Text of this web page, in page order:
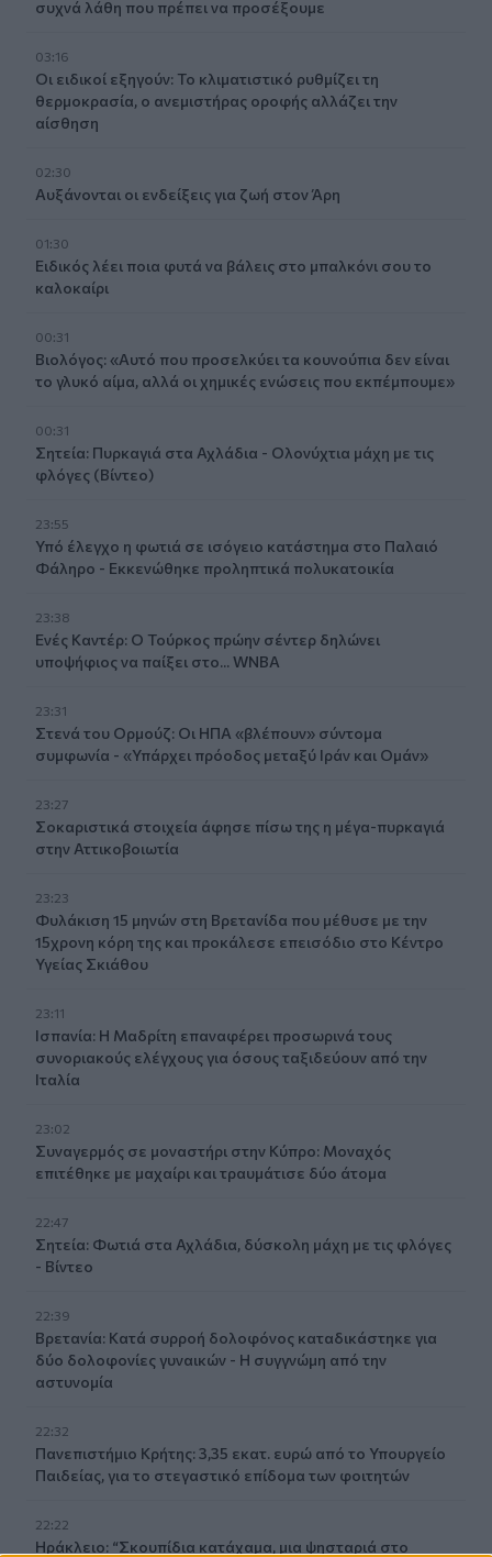
συχνά λάθη που πρέπει να προσέξουμε
03:16
Οι ειδικοί εξηγούν: Το κλιματιστικό ρυθμίζει τη
θερμοκρασία, ο ανεμιστήρας οροφής αλλάζει την
αίσθηση
02:30
Αυξάνονται οι ενδείξεις για ζωή στον Άρη
01:30
Ειδικός λέει ποια φυτά να βάλεις στο μπαλκόνι σου το
καλοκαίρι
00:31
Βιολόγος: «Αυτό που προσελκύει τα κουνούπια δεν είναι
το γλυκό αίμα, αλλά οι χημικές ενώσεις που εκπέμπουμε»
00:31
Σητεία: Πυρκαγιά στα Αχλάδια - Ολονύχτια μάχη με τις
φλόγες (Βίντεο)
23:55
Υπό έλεγχο η φωτιά σε ισόγειο κατάστημα στο Παλαιό
Φάληρο - Εκκενώθηκε προληπτικά πολυκατοικία
23:38
Ενές Καντέρ: Ο Τούρκος πρώην σέντερ δηλώνει
υποψήφιος να παίξει στο... WNBA
23:31
Στενά του Ορμούζ: Οι ΗΠΑ «βλέπουν» σύντομα
συμφωνία - «Υπάρχει πρόοδος μεταξύ Ιράν και Ομάν»
23:27
Σοκαριστικά στοιχεία άφησε πίσω της η μέγα-πυρκαγιά
στην Αττικοβοιωτία
23:23
Φυλάκιση 15 μηνών στη Βρετανίδα που μέθυσε με την
15χρονη κόρη της και προκάλεσε επεισόδιο στο Κέντρο
Υγείας Σκιάθου
23:11
Ισπανία: Η Μαδρίτη επαναφέρει προσωρινά τους
συνοριακούς ελέγχους για όσους ταξιδεύουν από την
Ιταλία
23:02
Συναγερμός σε μοναστήρι στην Κύπρο: Μοναχός
επιτέθηκε με μαχαίρι και τραυμάτισε δύο άτομα
22:47
Σητεία: Φωτιά στα Αχλάδια, δύσκολη μάχη με τις φλόγες
- Βίντεο
22:39
Βρετανία: Κατά συρροή δολοφόνος καταδικάστηκε για
δύο δολοφονίες γυναικών - Η συγγνώμη από την
αστυνομία
22:32
Πανεπιστήμιο Κρήτης: 3,35 εκατ. ευρώ από το Υπουργείο
Παιδείας, για το στεγαστικό επίδομα των φοιτητών
22:22
Ηράκλειο: “Σκουπίδια κατάχαμα, μια ψησταριά στο